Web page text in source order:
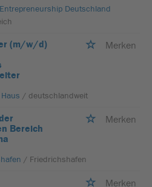
Deutschland
(m/w/d)
Merken
/ deutschlandweit
Bereich
Merken
/ Friedrichshafen
Merken